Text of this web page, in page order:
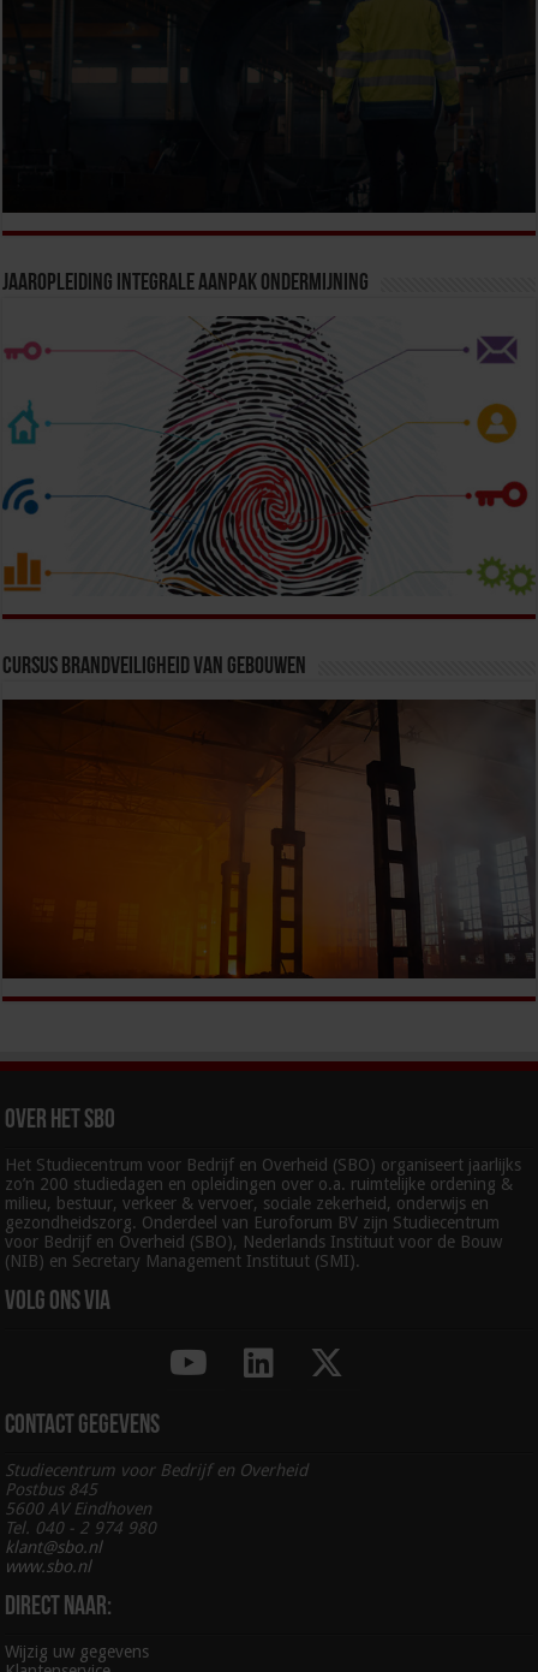
Jaaropleiding Integrale Aanpak Ondermijning
Cursus Brandveiligheid van Gebouwen
Over het SBO
Het Studiecentrum voor Bedrijf en Overheid (SBO) organiseert jaarlijks
zo’n 200 studiedagen en opleidingen over o.a. ruimtelijke ordening &
milieu, bestuur, verkeer & vervoer, sociale zekerheid, onderwijs en
gezondheidszorg. Onderdeel van Euroforum BV zijn Studiecentrum
voor Bedrijf en Overheid (SBO), Nederlands Instituut voor de Bouw
(NIB) en Secretary Management Instituut (SMI).
Volg ons via
Contact gegevens
Studiecentrum voor Bedrijf en Overheid
Postbus 845
5600 AV Eindhoven
Tel. 040 - 2 974 980
klant@sbo.nl
www.sbo.nl
Direct naar:
Wijzig uw gegevens